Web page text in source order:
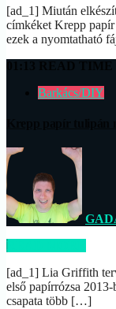
[ad_1] Miután
címkéket Krepp
ezek a nyomtatható
Barkács/DIY
[ad_1] Lia Griffith
első papírrózsa
csapata több […]